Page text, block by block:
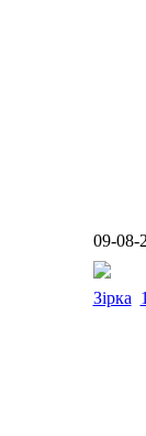
09-08-
Зірка